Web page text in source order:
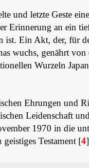
und letzte Geste
Erinnerung an ein
ist. Ein Akt, der, für
wuchs, genährt von
Wurzeln
Ehrungen und
Leidenschaft
1970 in die
Testament [4